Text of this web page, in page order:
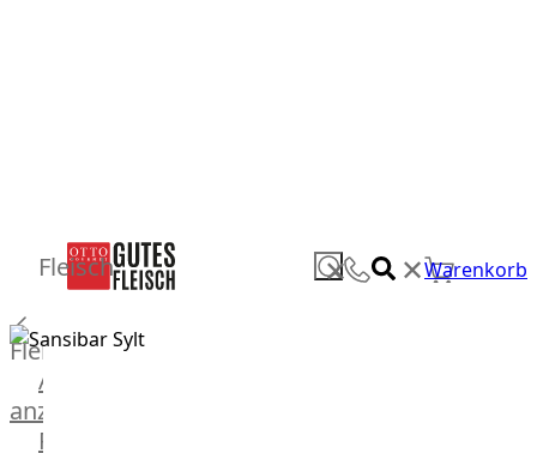
✕ ✕Warenkorb
Fleisch
Fleisch
Alle
anzeigen
Rind